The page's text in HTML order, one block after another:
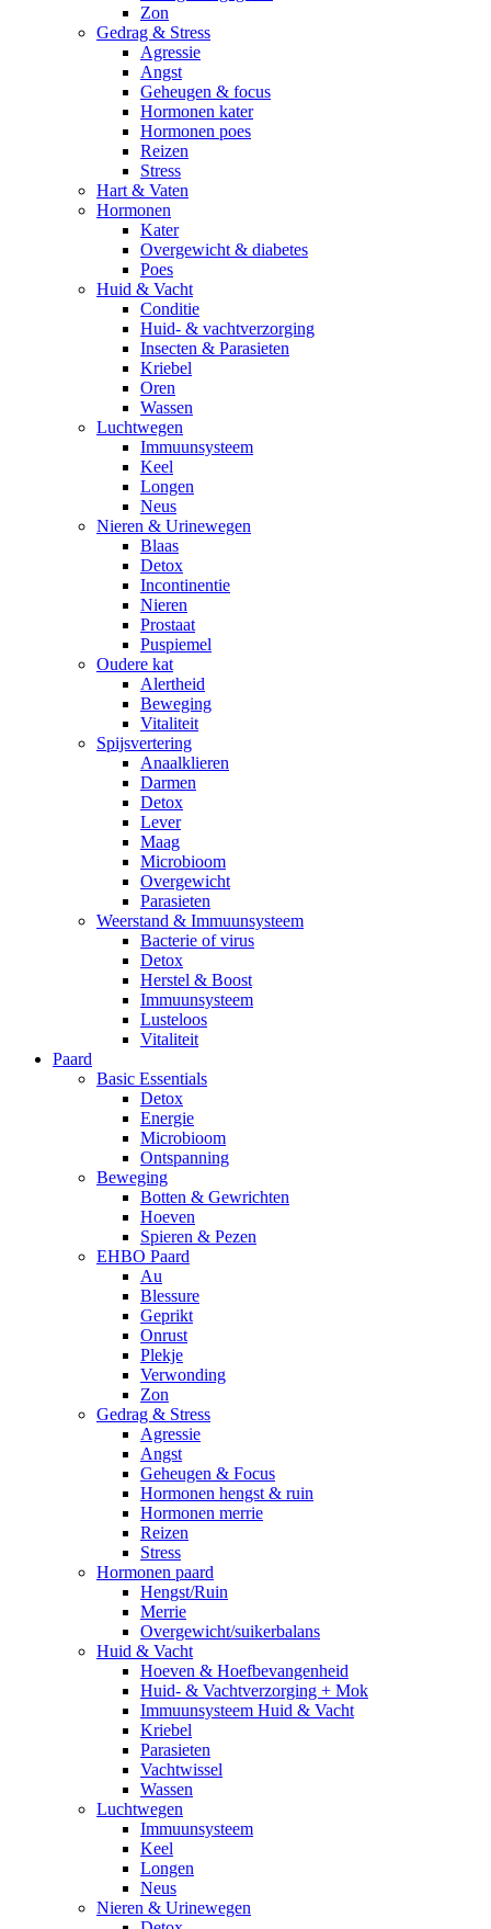
Zon
Gedrag & Stress
Agressie
Angst
Geheugen & focus
Hormonen kater
Hormonen poes
Reizen
Stress
Hart & Vaten
Hormonen
Kater
Overgewicht & diabetes
Poes
Huid & Vacht
Conditie
Huid- & vachtverzorging
Insecten & Parasieten
Kriebel
Oren
Wassen
Luchtwegen
Immuunsysteem
Keel
Longen
Neus
Nieren & Urinewegen
Blaas
Detox
Incontinentie
Nieren
Prostaat
Puspiemel
Oudere kat
Alertheid
Beweging
Vitaliteit
Spijsvertering
Anaalklieren
Darmen
Detox
Lever
Maag
Microbioom
Overgewicht
Parasieten
Weerstand & Immuunsysteem
Bacterie of virus
Detox
Herstel & Boost
Immuunsysteem
Lusteloos
Vitaliteit
Paard
Basic Essentials
Detox
Energie
Microbioom
Ontspanning
Beweging
Botten & Gewrichten
Hoeven
Spieren & Pezen
EHBO Paard
Au
Blessure
Geprikt
Onrust
Plekje
Verwonding
Zon
Gedrag & Stress
Agressie
Angst
Geheugen & Focus
Hormonen hengst & ruin
Hormonen merrie
Reizen
Stress
Hormonen paard
Hengst/Ruin
Merrie
Overgewicht/suikerbalans
Huid & Vacht
Hoeven & Hoefbevangenheid
Huid- & Vachtverzorging + Mok
Immuunsysteem Huid & Vacht
Kriebel
Parasieten
Vachtwissel
Wassen
Luchtwegen
Immuunsysteem
Keel
Longen
Neus
Nieren & Urinewegen